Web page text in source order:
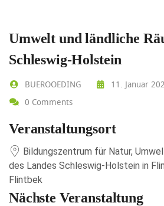
Umwelt und ländliche
Schleswig-Holstein
BUEROOEDING
11. Januar
0 Comments
Veranstaltungsort
Bildungszentrum für Natur,
des Landes Schleswig-Holstein in
Flintbek
Nächste Veranstaltung